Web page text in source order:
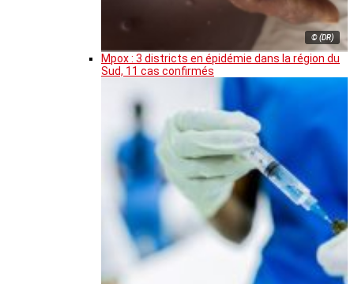
© (DR)
Mpox : 3 districts en épidémie dans la région du
Sud, 11 cas confirmés